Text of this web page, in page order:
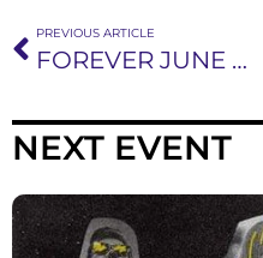
PREVIOUS ARTICLE
FOREVER JUNE merilis single baru ‘Baby, You’re Not Fun Anymore’
NEXT EVENT